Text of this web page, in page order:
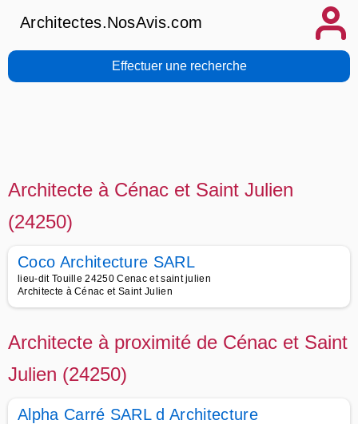
Architectes.NosAvis.com
Effectuer une recherche
Architecte à Cénac et Saint Julien
(24250)
Coco Architecture SARL
lieu-dit Touille 24250 Cenac et saint julien
Architecte à Cénac et Saint Julien
Architecte à proximité de Cénac et Saint
Julien (24250)
Alpha Carré SARL d Architecture